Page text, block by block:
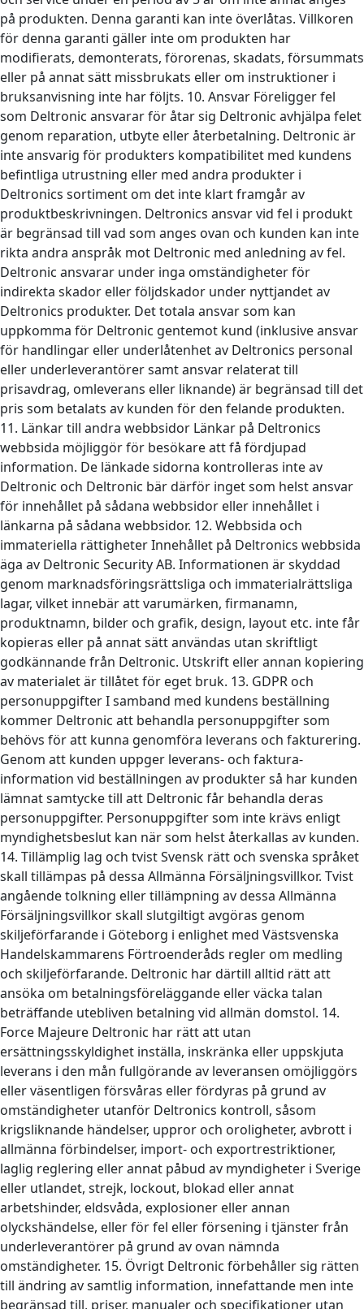
på produkten. Denna garanti kan inte överlåtas. Villkoren
för denna garanti gäller inte om produkten har
modifierats, demonterats, förorenas, skadats, försummats
eller på annat sätt missbrukats eller om instruktioner i
bruksanvisning inte har följts. 10. Ansvar Föreligger fel
som Deltronic ansvarar för åtar sig Deltronic avhjälpa felet
genom reparation, utbyte eller återbetalning. Deltronic är
inte ansvarig för produkters kompatibilitet med kundens
befintliga utrustning eller med andra produkter i
Deltronics sortiment om det inte klart framgår av
produktbeskrivningen. Deltronics ansvar vid fel i produkt
är begränsad till vad som anges ovan och kunden kan inte
rikta andra anspråk mot Deltronic med anledning av fel.
Deltronic ansvarar under inga omständigheter för
indirekta skador eller följdskador under nyttjandet av
Deltronics produkter. Det totala ansvar som kan
uppkomma för Deltronic gentemot kund (inklusive ansvar
för handlingar eller underlåtenhet av Deltronics personal
eller underleverantörer samt ansvar relaterat till
prisavdrag, omleverans eller liknande) är begränsad till det
pris som betalats av kunden för den felande produkten.
11. Länkar till andra webbsidor Länkar på Deltronics
webbsida möjliggör för besökare att få fördjupad
information. De länkade sidorna kontrolleras inte av
Deltronic och Deltronic bär därför inget som helst ansvar
för innehållet på sådana webbsidor eller innehållet i
länkarna på sådana webbsidor. 12. Webbsida och
immateriella rättigheter Innehållet på Deltronics webbsida
äga av Deltronic Security AB. Informationen är skyddad
genom marknadsföringsrättsliga och immaterialrättsliga
lagar, vilket innebär att varumärken, firmanamn,
produktnamn, bilder och grafik, design, layout etc. inte får
kopieras eller på annat sätt användas utan skriftligt
godkännande från Deltronic. Utskrift eller annan kopiering
av materialet är tillåtet för eget bruk. 13. GDPR och
personuppgifter I samband med kundens beställning
kommer Deltronic att behandla personuppgifter som
behövs för att kunna genomföra leverans och fakturering.
Genom att kunden uppger leverans- och faktura-
information vid beställningen av produkter så har kunden
lämnat samtycke till att Deltronic får behandla deras
personuppgifter. Personuppgifter som inte krävs enligt
myndighetsbeslut kan när som helst återkallas av kunden.
14. Tillämplig lag och tvist Svensk rätt och svenska språket
skall tillämpas på dessa Allmänna Försäljningsvillkor. Tvist
angående tolkning eller tillämpning av dessa Allmänna
Försäljningsvillkor skall slutgiltigt avgöras genom
skiljeförfarande i Göteborg i enlighet med Västsvenska
Handelskammarens Förtroenderåds regler om medling
och skiljeförfarande. Deltronic har därtill alltid rätt att
ansöka om betalningsföreläggande eller väcka talan
beträffande utebliven betalning vid allmän domstol. 14.
Force Majeure Deltronic har rätt att utan
ersättningsskyldighet inställa, inskränka eller uppskjuta
leverans i den mån fullgörande av leveransen omöjliggörs
eller väsentligen försvåras eller fördyras på grund av
omständigheter utanför Deltronics kontroll, såsom
krigsliknande händelser, uppror och oroligheter, avbrott i
allmänna förbindelser, import- och exportrestriktioner,
laglig reglering eller annat påbud av myndigheter i Sverige
eller utlandet, strejk, lockout, blokad eller annat
arbetshinder, eldsvåda, explosioner eller annan
olyckshändelse, eller för fel eller försening i tjänster från
underleverantörer på grund av ovan nämnda
omständigheter. 15. Övrigt Deltronic förbehåller sig rätten
till ändring av samtlig information, innefattande men inte
begränsad till, priser, manualer och specifikationer utan